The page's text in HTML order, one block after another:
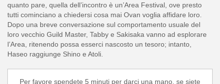
quanto pare, quella dell’incontro è un’Area Festival, ove presto
tutti cominciano a chiedersi cosa mai Ovan voglia affidare loro.
Dopo una breve conversazione sul comportamento usuale del
loro vecchio Guild Master, Tabby e Sakisaka vanno ad esplorare
l’Area, ritenendo possa esserci nascosto un tesoro; intanto,
Haseo raggiunge Shino e Atoli.
Per favore spendete 5 minuti per darci una mano, se siete